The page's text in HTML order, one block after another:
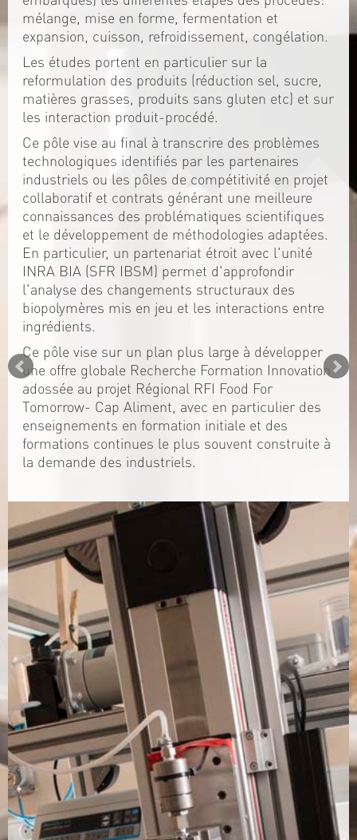
mélange, mise en forme, fermentation et
expansion, cuisson, refroidissement, congélation.
Les études portent en particulier sur la
reformulation des produits (réduction sel, sucre,
matières grasses, produits sans gluten etc) et sur
les interaction produit-procédé.
Ce pôle vise au final à transcrire des problèmes
technologiques identifiés par les partenaires
industriels ou les pôles de compétitivité en projet
collaboratif et contrats générant une meilleure
connaissances des problématiques scientifiques
et le développement de méthodologies adaptées.
En particulier, un partenariat étroit avec l'unité
INRA BIA (SFR IBSM) permet d'approfondir
l'analyse des changements structuraux des
biopolymères mis en jeu et les interactions entre
ingrédients.
Ce pôle vise sur un plan plus large à développer
une offre globale Recherche Formation Innovation
adossée au projet Régional RFI Food For
Tomorrow- Cap Aliment, avec en particulier des
enseignements en formation initiale et des
formations continues le plus souvent construite à
la demande des industriels.